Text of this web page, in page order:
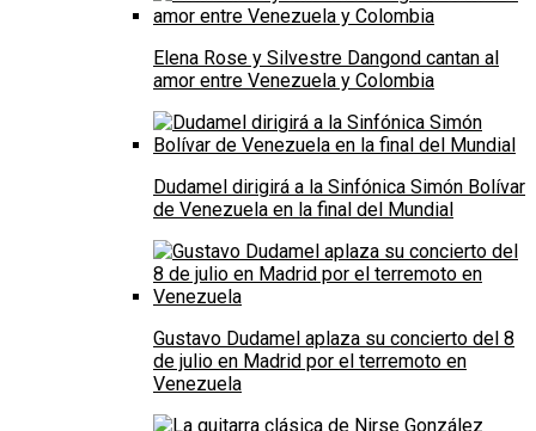
Elena Rose y Silvestre Dangond cantan al
amor entre Venezuela y Colombia
Dudamel dirigirá a la Sinfónica Simón Bolívar
de Venezuela en la final del Mundial
Gustavo Dudamel aplaza su concierto del 8
de julio en Madrid por el terremoto en
Venezuela